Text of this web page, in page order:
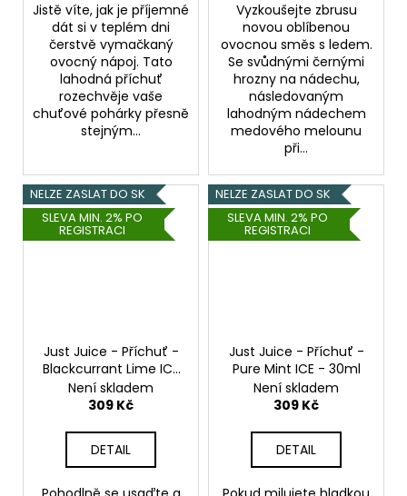
Jistě víte, jak je příjemné
dát si v teplém dni
čerstvě vymačkaný
ovocný nápoj. Tato
lahodná příchuť
rozechvěje vaše
chuťové pohárky přesně
stejným...
Vyzkoušejte zbrusu
novou oblíbenou
ovocnou směs s ledem.
Se svůdnými černými
hrozny na nádechu,
následovaným
lahodným nádechem
medového melounu
při...
NELZE ZASLAT DO SK
SLEVA MIN. 2% PO
REGISTRACI
Just Juice - Příchuť -
Blackcurrant Lime ICE
- 30ml
Není skladem
309 Kč
DETAIL
NELZE ZASLAT DO SK
SLEVA MIN. 2% PO
REGISTRACI
Just Juice - Příchuť -
Pure Mint ICE - 30ml
Není skladem
309 Kč
DETAIL